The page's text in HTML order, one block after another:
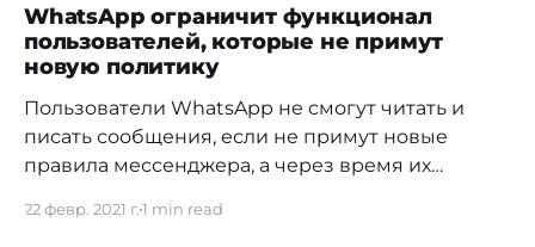
просмотра изображения. После нажатия на
него можно будет поделиться изображением,
которое автоматически исчезнет, как только он
покинет
WhatsApp ограничит функционал
пользователей, которые не примут
новую политику
Пользователи WhatsApp не смогут читать и
писать сообщения, если не примут новые
правила мессенджера, а через время их
[https://faq.whatsapp.com/general/security-and-
22 февр. 2021 г.1 min read